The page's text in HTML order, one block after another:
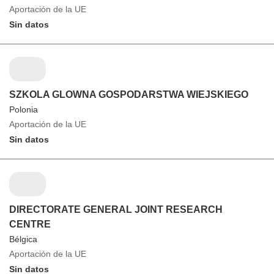
Aportación de la UE
Sin datos
SZKOLA GLOWNA GOSPODARSTWA WIEJSKIEGO
Polonia
Aportación de la UE
Sin datos
DIRECTORATE GENERAL JOINT RESEARCH
CENTRE
Bélgica
Aportación de la UE
Sin datos